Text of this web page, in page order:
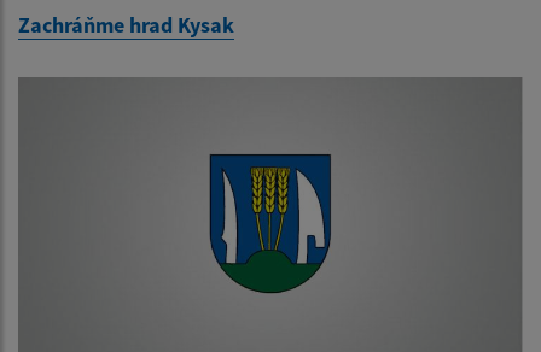
Zachráňme hrad Kysak